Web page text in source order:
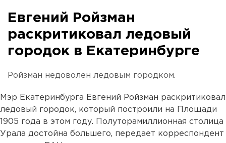
Евгений Ройзман
раскритиковал ледовый
городок в Екатеринбурге
Ройзман недоволен ледовым городком.
Мэр Екатеринбурга Евгений Ройзман раскритиковал
ледовый городок, который построили на Площади
1905 года в этом году. Полуторамиллионная столица
Урала достойна большего, передает корреспондент